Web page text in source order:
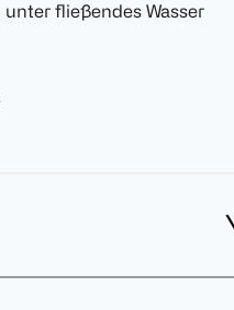
fließendes Wasser